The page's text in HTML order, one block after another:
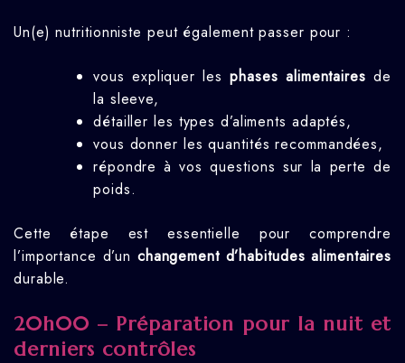
Un(e) nutritionniste peut également passer pour :
vous expliquer lesphases alimentaires de
la sleeve,
détailler les types d’aliments adaptés,
vous donner les quantités recommandées,
répondre à vos questions sur la perte de
poids.
Cette étape est essentielle pour comprendre
l’importance d’un changement d’habitudes alimentaires
durable.
20h00 – Préparation pour la nuit et
derniers contrôles